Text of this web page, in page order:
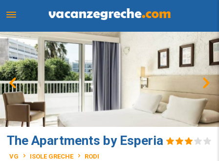
The Apartments by Esperia
VG ISOLE GRECHE RODI